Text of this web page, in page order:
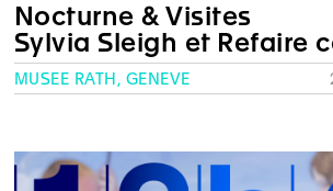
Nocturne & Visites
Sylvia Sleigh et Refaire
MUSÉE RATH, GENÈVE